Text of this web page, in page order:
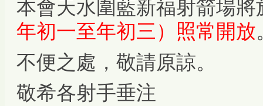
本會天水圍藍新福射箭場將
年初一至年初三）照常開放
不便之處，敬請原諒。
敬希各射手垂注